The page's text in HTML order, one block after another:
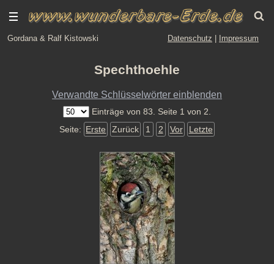
Gordana & Ralf Kistowski Datenschutz Impressum
Spechthoehle
Verwandte Schlüsselwörter einblenden
Einträge von 83. Seite 1 von 2.
Seite: Erste Zurück 1 2 Vor Letzte